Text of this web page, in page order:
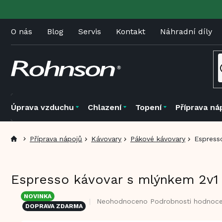
O nás Blog Servis Kontakt Náhradní díly
Úprava vzduchu Chlazení Topení Příprava
Příprava nápojů Kávovary Pákové kávovary
Espresso kávovar s mlýnkem
NOVINKA
DOPRAVA ZDARMA
Průměrné
Neohodnoceno Podrobnosti